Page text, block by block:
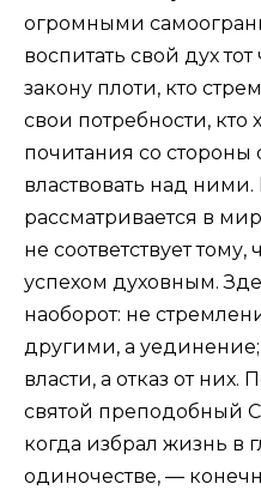
огромными
воспитать свой дух
закону плоти, кто
свои потребности, кто
почитания со
властвовать над ними.
рассматривается в
не соответствует
успехом духовным.
наоборот: не
другими, а
власти, а отказ от них.
святой преподобный
когда избрал жизнь в
одиночестве, —